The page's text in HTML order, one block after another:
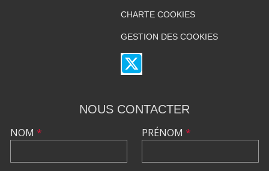
CHARTE COOKIES
GESTION DES COOKIES
NOUS CONTACTER
NOM * PRÉNOM *